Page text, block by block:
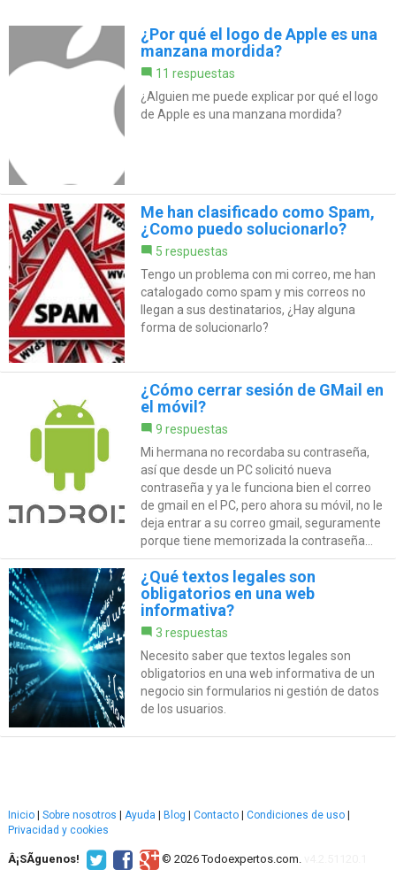
¿Por qué el logo de Apple es una
manzana mordida?
11 respuestas
¿Alguien me puede explicar por qué el logo
de Apple es una manzana mordida?
Me han clasificado como Spam,
¿Como puedo solucionarlo?
5 respuestas
Tengo un problema con mi correo, me han
catalogado como spam y mis correos no
llegan a sus destinatarios, ¿Hay alguna
forma de solucionarlo?
¿Cómo cerrar sesión de GMail en
el móvil?
9 respuestas
Mi hermana no recordaba su contraseña,
así que desde un PC solicitó nueva
contraseña y ya le funciona bien el correo
de gmail en el PC, pero ahora su móvil, no le
deja entrar a su correo gmail, seguramente
porque tiene memorizada la contraseña...
¿Qué textos legales son
obligatorios en una web
informativa?
3 respuestas
Necesito saber que textos legales son
obligatorios en una web informativa de un
negocio sin formularios ni gestión de datos
de los usuarios.
Inicio | Sobre nosotros | Ayuda | Blog | Contacto | Condiciones de uso |
Privacidad y cookies
Â¡SÃ­guenos! © 2026 Todoexpertos.com.